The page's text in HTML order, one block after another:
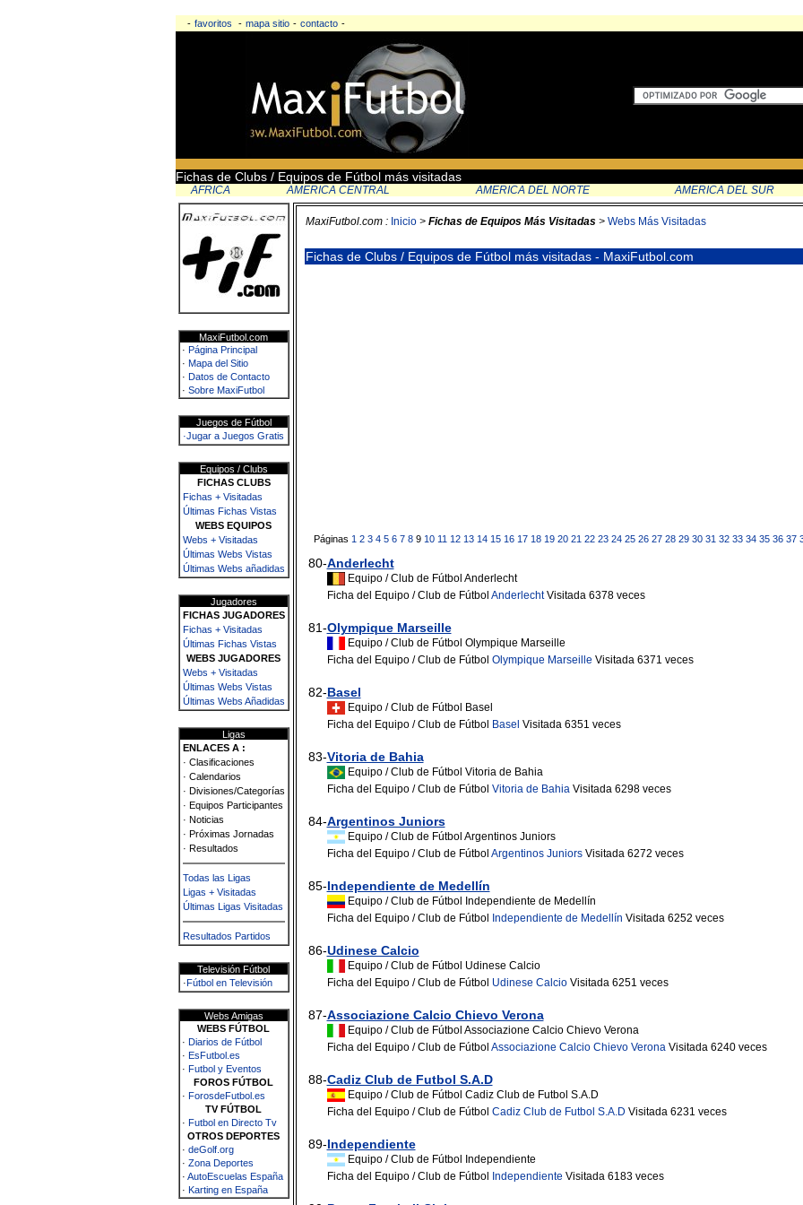
- favoritos - mapa sitio - contacto -
Fichas de Clubs / Equipos de Fútbol más visitadas
AFRICA AMERICA CENTRAL AMERICA DEL NORTE AMERICA DEL SUR
MaxiFutbol.com
· Página Principal
· Mapa del Sitio
· Datos de Contacto
· Sobre MaxiFutbol
Juegos de Fútbol
·Jugar a Juegos Gratis
Equipos / Clubs
FICHAS CLUBS
Fichas + Visitadas
Últimas Fichas Vistas
WEBS EQUIPOS
Webs + Visitadas
Últimas Webs Vistas
Últimas Webs añadidas
Jugadores
FICHAS JUGADORES
Fichas + Visitadas
Últimas Fichas Vistas
WEBS JUGADORES
Webs + Visitadas
Últimas Webs Vistas
Últimas Webs Añadidas
Ligas
ENLACES A :
· Clasificaciones
· Calendarios
· Divisiones/Categorías
· Equipos Participantes
· Noticias
· Próximas Jornadas
· Resultados
Todas las Ligas
Ligas + Visitadas
Últimas Ligas Visitadas
Resultados Partidos
Televisión Fútbol
·Fútbol en Televisión
Webs Amigas
WEBS FÚTBOL
· Diarios de Fútbol
· EsFutbol.es
· Futbol y Eventos
FOROS FÚTBOL
· ForosdeFutbol.es
TV FÚTBOL
· Futbol en Directo Tv
OTROS DEPORTES
· deGolf.org
· Zona Deportes
· AutoEscuelas España
· Karting en España
MaxiFutbol.com : Inicio> Fichas de Equipos Más Visitadas >Webs Más Visitadas
Fichas de Clubs / Equipos de Fútbol más visitadas - MaxiFutbol.com
Páginas 1 2 3 4 5 6 7 89 10 11 12 13 14 15 16 17 18 19 20 21 22 23 24 25 26 27 28 29 30 31 32 33 34 35 36 37
80-Anderlecht
Equipo / Club de Fútbol Anderlecht
Ficha del Equipo / Club de Fútbol AnderlechtVisitada 6378 veces
81-Olympique Marseille
Equipo / Club de Fútbol Olympique Marseille
Ficha del Equipo / Club de Fútbol Olympique Marseille Visitada 6371 veces
82-Basel
Equipo / Club de Fútbol Basel
Ficha del Equipo / Club de Fútbol Basel Visitada 6351 veces
83-Vitoria de Bahia
Equipo / Club de Fútbol Vitoria de Bahia
Ficha del Equipo / Club de Fútbol Vitoria de BahiaVisitada 6298 veces
84-Argentinos Juniors
Equipo / Club de Fútbol Argentinos Juniors
Ficha del Equipo / Club de Fútbol Argentinos JuniorsVisitada 6272 veces
85-Independiente de Medellín
Equipo / Club de Fútbol Independiente de Medellín
Ficha del Equipo / Club de Fútbol
Independiente de Medellín Visitada 6252 veces
86-Udinese Calcio
Equipo / Club de Fútbol Udinese Calcio
Ficha del Equipo / Club de Fútbol Udinese CalcioVisitada 6251 veces
87-Associazione Calcio Chievo Verona
Equipo / Club de Fútbol Associazione Calcio Chievo Verona
Ficha del Equipo / Club de Fútbol Associazione Calcio Chievo VeronaVisitada 6240 veces
88-Cadiz Club de Futbol S.A.D
Equipo / Club de Fútbol Cadiz Club de Futbol S.A.D
Ficha del Equipo / Club de Fútbol Cadiz Club de Futbol S.A.D Visitada 6231 veces
89-Independiente
Equipo / Club de Fútbol Independiente
Ficha del Equipo / Club de Fútbol
Independiente Visitada 6183 veces